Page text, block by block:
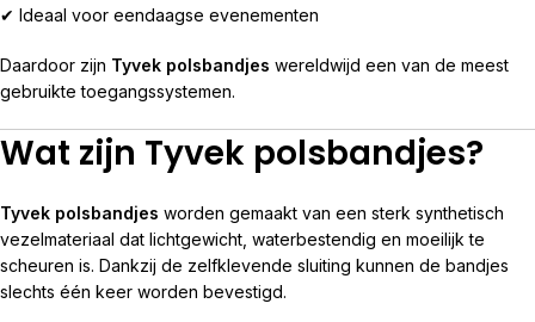
✔ Ideaal voor eendaagse evenementen
Daardoor zijn Tyvek polsbandjes wereldwijd een van de meest
gebruikte toegangssystemen.
Wat zijn Tyvek polsbandjes?
Tyvek polsbandjes worden gemaakt van een sterk synthetisch
vezelmateriaal dat lichtgewicht, waterbestendig en moeilijk te
scheuren is. Dankzij de zelfklevende sluiting kunnen de bandjes
slechts één keer worden bevestigd.